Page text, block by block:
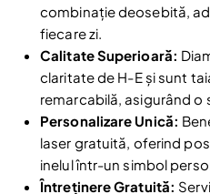
combinație deosebită,
fiecare zi.
Calitate Superioară:
claritate de H-E și sunt
remarcabilă, asigurând o
Personalizare Unică:
laser gratuită, oferind
inelul într-un simbol
Întreținere Gratuită: